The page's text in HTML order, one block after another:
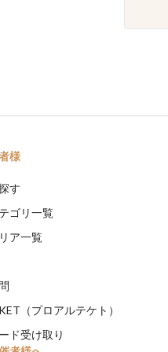
様
す
ゴリ一覧
ア一覧
（プロアルテケト）
ド受け取り